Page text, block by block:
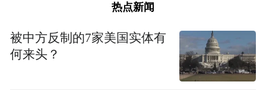
by the user of Dafeng Hao, which is a social media
space services.”
热点新闻
被中方反制的7家美国实体有
何来头？